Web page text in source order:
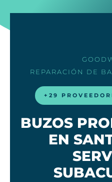
REPARACIÓN DE
+29
BUZOS
EN